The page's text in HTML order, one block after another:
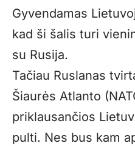
Gyvendamas
kad ši šalis turi
su Rusija.
Tačiau Ruslanas
Šiaurės Atlanto
priklausančios
pulti. Nes bus kam